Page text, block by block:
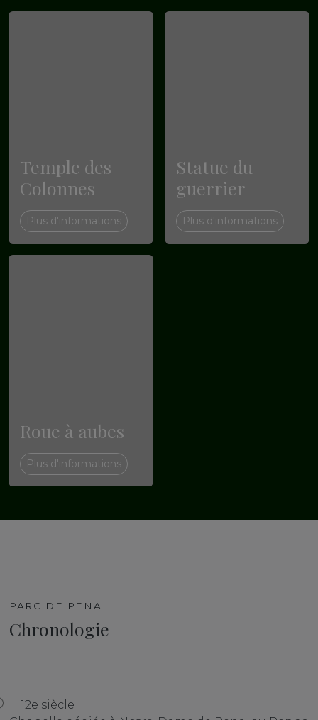
Temple des
Colonnes
Plus d'informations
Statue du
guerrier
Plus d'informations
Roue à aubes
Plus d'informations
PARC DE PENA
Chronologie
12e siècle